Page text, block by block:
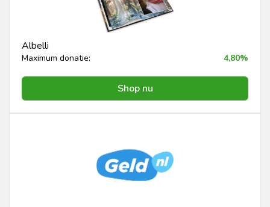
Albelli
Maximum donatie: 4,80%
Shop nu